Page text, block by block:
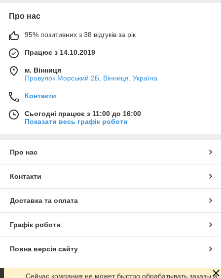
Про нас
95% позитивних з 38 відгуків за рік
Працює з 14.10.2019
м. Вінниця
Провулок Морський 2Б, Вінниця, Україна
Контакти
Сьогодні працює з 11:00 до 16:00
Показати весь графік роботи
Про нас
Контакти
Доставка та оплата
Графік роботи
Повна версія сайту
Сайт створено на маркетплейсі Prom.ua
Сейчас компания не может быстро обрабатывать заказы и